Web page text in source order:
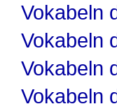
Vokabeln
Vokabeln
Vokabeln
Vokabeln